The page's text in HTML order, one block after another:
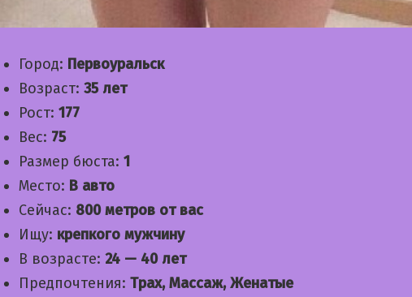
Город: Первоуральск
Возраст: 35 лет
Рост: 177
Вес: 75
Размер бюста: 1
Место: В авто
Сейчас: 800 метров от вас
Ищу: крепкого мужчину
В возрасте: 24 — 40 лет
Предпочтения: Трах, Массаж, Женатые